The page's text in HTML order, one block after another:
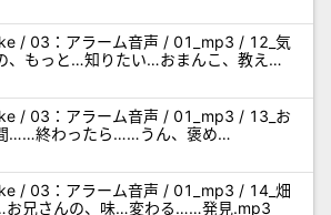
/ 03：アラーム音声 / 01_mp3 / 12_気
、もっと…知りたい…おまんこ、教え
/ 03：アラーム音声 / 01_mp3 / 13_お
……終わったら……うん、褒め
/ 03：アラーム音声 / 01_mp3 / 14_畑
お兄さんの、味…変わる……発見.mp3